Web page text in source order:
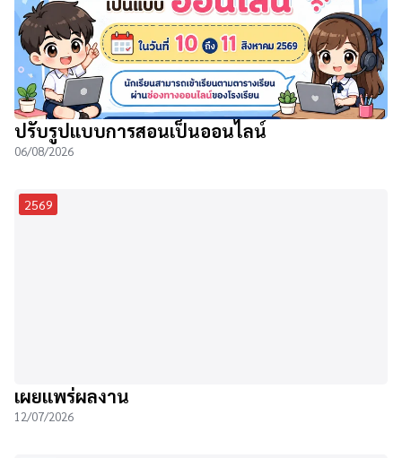
ปรับรูปแบบการสอนเป็นออนไลน์
06/08/2026
2569
เผยแพร่ผลงาน
12/07/2026